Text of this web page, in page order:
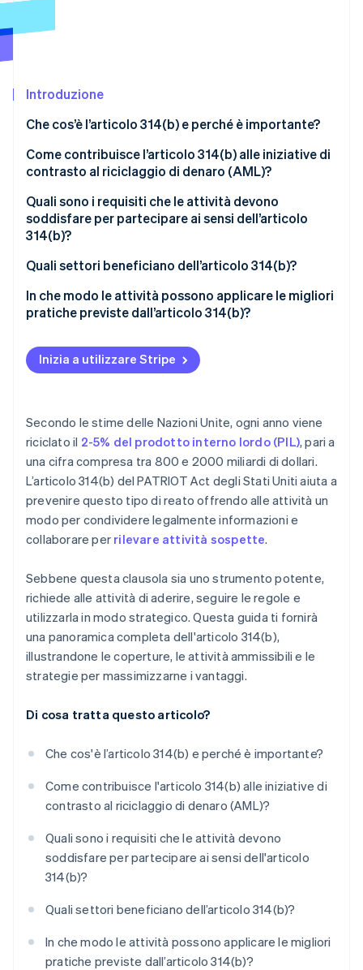
Radar
Costituzione di start-up
Rimozione del carbonio
Identity
Verifica online dell'identità
Stripe Sessions 2026
Guarda ora
Introduzione
Che cos’è l’articolo 314(b) e perché è importante?
Come contribuisce l’articolo 314(b) alle iniziative di
contrasto al riciclaggio di denaro (AML)?
Quali sono i requisiti che le attività devono
soddisfare per partecipare ai sensi dell’articolo
314(b)?
Essere un ’istituto finanziario’ ai sensi della legge
Registrarsi al FinCEN
Possibilità di condividere informazioni solo per
finalità di antiriciclaggio e antiterrorismo
Confermare la registrazione dell’altro istituto
Applicazione di politiche e procedure adeguate
Quali settori beneficiano dell’articolo 314(b)?
Commercianti di metalli preziosi, pietre preziose o
gioielli
Casinò e club di gioco
Attività basate su criptovalute e blockchain
finanziari integrati
In che modo le attività possono applicare le migliori
pratiche previste dall’articolo 314(b)?
Rinnova lo stato della registrazione
Proteggi le informazioni
collaboratori.
Forma il tuo team su ciò che consente l’articolo
314(b)
Usalo solo quando conta
Tratta l’articolo 314(b) come parte di una strategia
più ampia in materia di antiriciclaggio
Inizia a utilizzare Stripe
Secondo le stime delle Nazioni Unite, ogni anno viene
riciclato il 2-5% del prodotto interno lordo (PIL), pari a
una cifra compresa tra 800 e 2000 miliardi di dollari.
L’articolo 314(b) del PATRIOT Act degli Stati Uniti aiuta a
prevenire questo tipo di reato offrendo alle attività un
modo per condividere legalmente informazioni e
collaborare per rilevare attività sospette.
Sebbene questa clausola sia uno strumento potente,
richiede alle attività di aderire, seguire le regole e
utilizzarla in modo strategico. Questa guida ti fornirà
una panoramica completa dell'articolo 314(b),
illustrandone le coperture, le attività ammissibili e le
strategie per massimizzarne i vantaggi.
Di cosa tratta questo articolo?
Che cos'è l’articolo 314(b) e perché è importante?
Come contribuisce l'articolo 314(b) alle iniziative di
contrasto al riciclaggio di denaro (AML)?
Quali sono i requisiti che le attività devono
soddisfare per partecipare ai sensi dell'articolo
314(b)?
Quali settori beneficiano dell’articolo 314(b)?
In che modo le attività possono applicare le migliori
pratiche previste dall’articolo 314(b)?